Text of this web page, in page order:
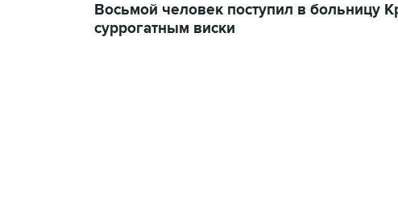
Восьмой человек поступил в больницу
суррогатным виски